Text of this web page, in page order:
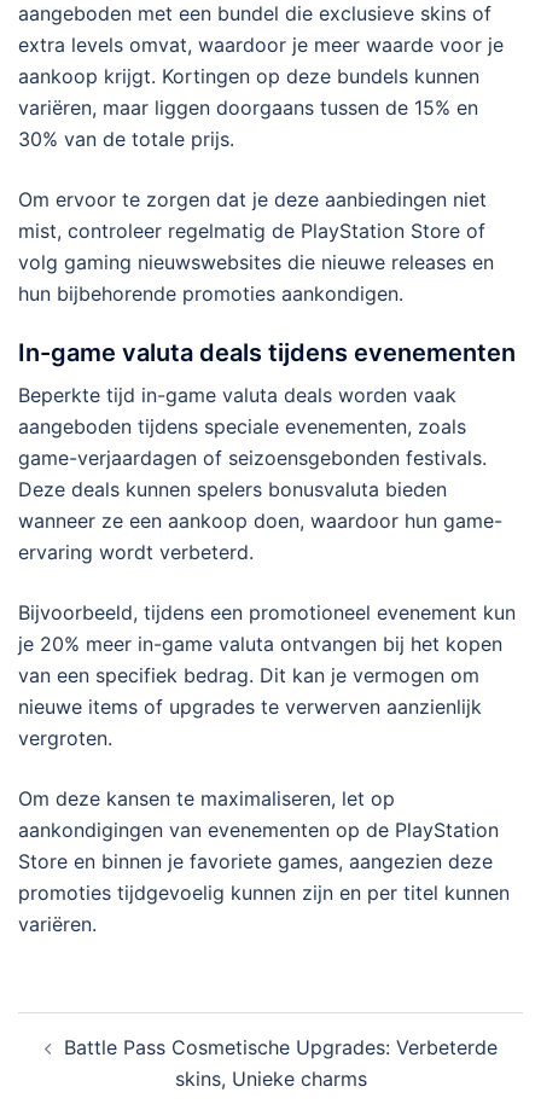
aangeboden met een bundel die exclusieve skins of
extra levels omvat, waardoor je meer waarde voor je
aankoop krijgt. Kortingen op deze bundels kunnen
variëren, maar liggen doorgaans tussen de 15% en
30% van de totale prijs.
Om ervoor te zorgen dat je deze aanbiedingen niet
mist, controleer regelmatig de PlayStation Store of
volg gaming nieuwswebsites die nieuwe releases en
hun bijbehorende promoties aankondigen.
In-game valuta deals tijdens evenementen
Beperkte tijd in-game valuta deals worden vaak
aangeboden tijdens speciale evenementen, zoals
game-verjaardagen of seizoensgebonden festivals.
Deze deals kunnen spelers bonusvaluta bieden
wanneer ze een aankoop doen, waardoor hun game-
ervaring wordt verbeterd.
Bijvoorbeeld, tijdens een promotioneel evenement kun
je 20% meer in-game valuta ontvangen bij het kopen
van een specifiek bedrag. Dit kan je vermogen om
nieuwe items of upgrades te verwerven aanzienlijk
vergroten.
Om deze kansen te maximaliseren, let op
aankondigingen van evenementen op de PlayStation
Store en binnen je favoriete games, aangezien deze
promoties tijdgevoelig kunnen zijn en per titel kunnen
variëren.
navigation
Battle Pass Cosmetische Upgrades: Verbeterde
skins, Unieke charms